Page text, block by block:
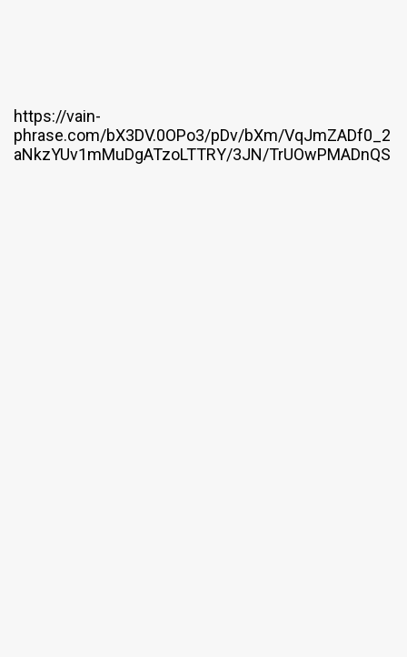
https://vain-
phrase.com/bX3DV.0OPo3/pDv/bXm/VqJmZADf0_2
aNkzYUv1mMuDgATzoLTTRY/3JN/TrUOwPMADnQS